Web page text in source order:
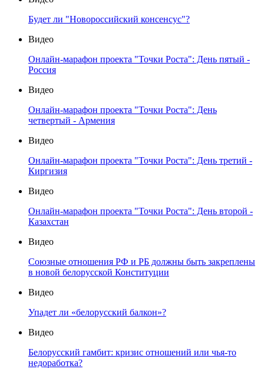
Будет ли "Новороссийский консенсус"?
Видео
Онлайн-марафон проекта "Точки Роста": День пятый -
Россия
Видео
Онлайн-марафон проекта "Точки Роста": День
четвертый - Армения
Видео
Онлайн-марафон проекта "Точки Роста": День третий -
Киргизия
Видео
Онлайн-марафон проекта "Точки Роста": День второй -
Казахстан
Видео
Союзные отношения РФ и РБ должны быть закреплены
в новой белорусской Конституции
Видео
Упадет ли «белорусский балкон»?
Видео
Белорусский гамбит: кризис отношений или чья-то
недоработка?